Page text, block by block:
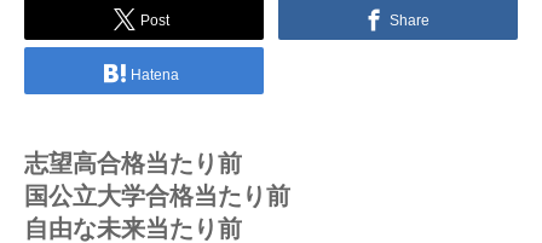
Post Share
Hatena
志望高合格当たり前
国公立大学合格当たり前
自由な未来当たり前